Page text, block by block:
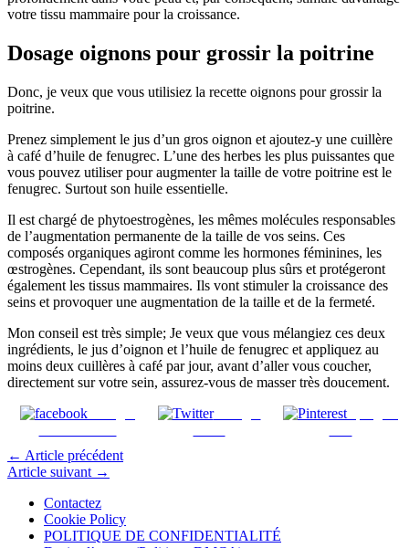
votre tissu mammaire pour la croissance.
Dosage oignons pour grossir la poitrine
Donc, je veux que vous utilisiez la recette oignons pour grossir la
poitrine.
Prenez simplement le jus d’un gros oignon et ajoutez-y une cuillère
à café d’huile de fenugrec. L’une des herbes les plus puissantes que
vous pouvez utiliser pour augmenter la taille de votre poitrine est le
fenugrec. Surtout son huile essentielle.
Il est chargé de phytoestrogènes, les mêmes molécules responsables
de l’augmentation permanente de la taille de vos seins. Ces
composés organiques agiront comme les hormones féminines, les
œstrogènes. Cependant, ils sont beaucoup plus sûrs et protégeront
également les tissus mammaires. Ils vont stimuler la croissance des
seins et provoquer une augmentation de la taille et de la fermeté.
Mon conseil est très simple; Je veux que vous mélangiez ces deux
ingrédients, le jus d’oignon et l’huile de fenugrec et appliquez au
moins deux cuillères à café par jour, avant d’aller vous coucher,
directement sur votre sein, assurez-vous de masser très doucement.
Partager
← Article précédent
Article suivant →
Contactez
Cookie Policy
POLITIQUE DE CONFIDENTIALITÉ